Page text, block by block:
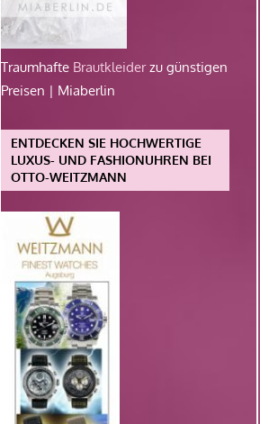
Traumhafte Brautkleiderzu günstigen
Preisen | Miaberlin
ENTDECKEN SIE HOCHWERTIGE
LUXUS- UND FASHIONUHREN BEI
OTTO-WEITZMANN